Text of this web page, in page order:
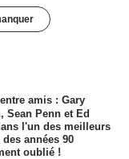
amis : Gary
Sean Penn et Ed
l'un des meilleurs
années 90
oublié !